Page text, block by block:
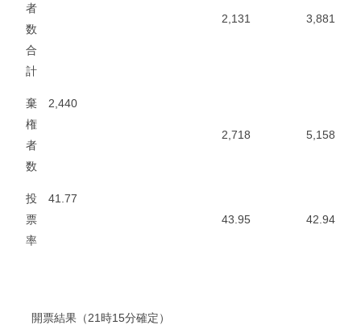
者
数
合
計
2,131 3,881
棄
権
者
数
2,440
2,718 5,158
投
票
率
41.77
43.95
42.94
開票結果（21時15分確定）